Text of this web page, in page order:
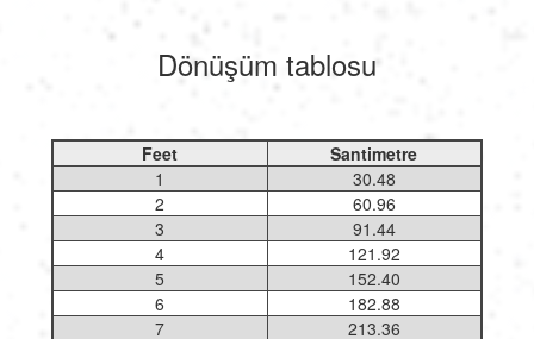
Dönüşüm tablosu
Feet
Santimetre
1
30.48
2
60.96
3
91.44
4
121.92
5
152.40
6
182.88
7
213.36